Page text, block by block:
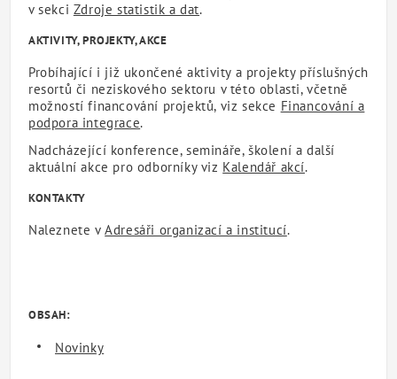
v sekci Zdroje statistik a dat.
AKTIVITY, PROJEKTY, AKCE
Probíhající i již ukončené aktivity a projekty příslušných
resortů či neziskového sektoru v této oblasti, včetně
možností financování projektů, viz sekce Financování a
podpora integrace.
Nadcházející konference, semináře, školení a další
aktuální akce pro odborníky viz Kalendář akcí.
KONTAKTY
Naleznete vAdresáři organizací a institucí.
OBSAH:
Novinky